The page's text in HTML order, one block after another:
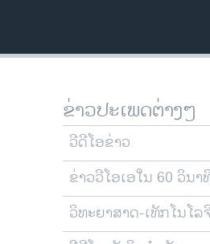
ຂ່າວປະເພດຕ່າງໆ
ວີດີໂອຂ່າວ
ຂ່າວວີໂອເອໃນ 60 ວິນາ
ວິທະຍາສາດ-ເທັກໂນໂລ